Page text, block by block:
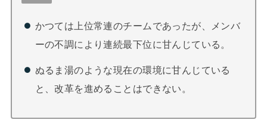
かつては上位常連のチームであったが、メンバ
ーの不調により連続最下位に甘んじている。
ぬるま湯のような現在の環境に甘んじている
と、改革を進めることはできない。